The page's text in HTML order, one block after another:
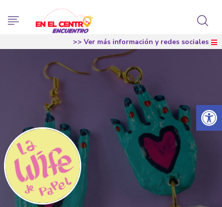
Abrir
>> Ver más información y redes sociales